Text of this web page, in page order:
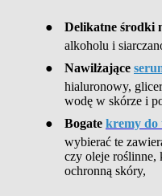
● Delikatne środki
alkoholu i
● Nawilżające
hialuronowy,
wodę w skórze i
● Bogate kremy do
wybierać te
czy oleje roślinne,
ochronną skóry,